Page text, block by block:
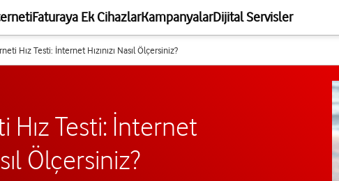
Faturaya Ek CihazlarKampanyalarDijital Servisler
Hız Testi: İnternet Hızınızı Nasıl Ölçersiniz?
Hız Testi: İnternet
Ölçersiniz?